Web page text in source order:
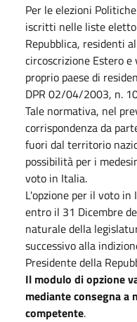
Per le elezioni
iscritti nelle liste
Repubblica, residenti
circoscrizione Estero
proprio paese di
DPR 02/04/2003, n.
Tale normativa, nel
corrispondenza da
fuori dal territorio
possibilità per i
voto in Italia.
L'opzione per il voto
entro il 31 Dicembre
naturale della
successivo alla
Presidente della
Il modulo di opzione
mediante consegna a
competente.